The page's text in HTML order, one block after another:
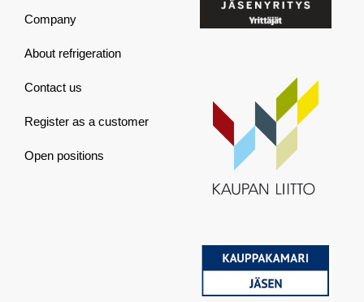
Company
About refrigeration
Contact us
Register as a customer
Open positions